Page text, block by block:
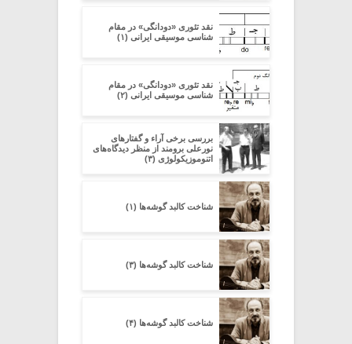
نقد تئوری «دودانگی» در مقام
شناسی موسیقی ایرانی (۱)
نقد تئوری «دودانگی» در مقام
شناسی موسیقی ایرانی (۲)
بررسی برخی آراء و گفتارهای
نورعلی برومند از منظر دیدگاه‌های
اتنوموزیکولوژی (۳)
شناخت کالبد گوشه‌ها (۱)
شناخت کالبد گوشه‌ها (۳)
شناخت کالبد گوشه‌ها (۴)